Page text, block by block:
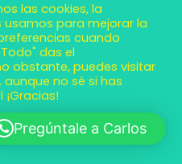
Contacto
las cookies, la
para mejorar la
cuando
das el
obstante, puedes visitar
no sé si has
Pregúntale a Carlos